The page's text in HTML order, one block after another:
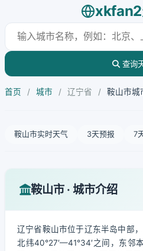
xkfan2
查询
首页 / 城市 / 辽宁省 / 鞍山市城
鞍山市实时天气 3天预报 7
鞍山市 · 城市介绍
辽宁省鞍山市位于辽东半岛中部，
北纬40°27′—41°34′之间，东邻